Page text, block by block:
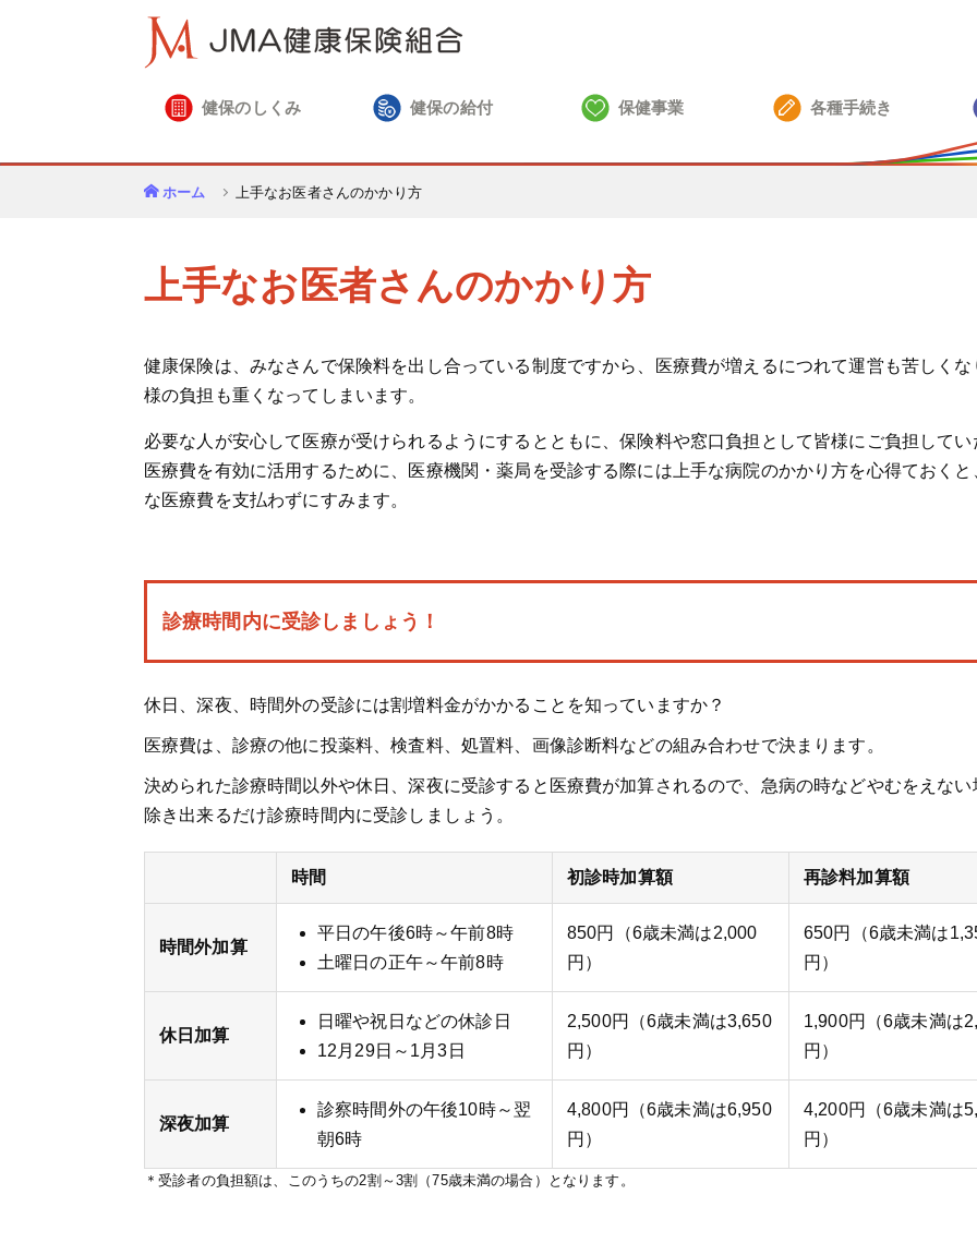
健保のしくみ 健保の給付 保健事業 各種手続き
ホーム 上手なお医者さんのかかり方
上手なお医者さんのかかり方
健康保険は、みなさんで保険料を出し合っている制度ですから、医療費が増えるにつれて運営も苦しくな
様の負担も重くなってしまいます。
必要な人が安心して医療が受けられるようにするとともに、保険料や窓口負担として皆様にご負担してい
医療費を有効に活用するために、医療機関・薬局を受診する際には上手な病院のかかり方を心得ておくと
な医療費を支払わずにすみます。
診療時間内に受診しましょう！
休日、深夜、時間外の受診には割増料金がかかることを知っていますか？
医療費は、診療の他に投薬料、検査料、処置料、画像診断料などの組み合わせで決まります。
決められた診療時間以外や休日、深夜に受診すると医療費が加算されるので、急病の時などやむをえない
除き出来るだけ診療時間内に受診しましょう。
時間 初診時加算額 再診料加算額
時間外加算
平日の午後6時～午前8時
土曜日の正午～午前8時
850円（6歳未満は2,000
円）
650円（6歳未満は
円）
休日加算
日曜や祝日などの休診日
12月29日～1月3日
2,500円（6歳未満は3,650
円）
1,900円（6歳未満は
円）
深夜加算
診察時間外の午後10時～翌
朝6時
4,800円（6歳未満は6,950
円）
4,200円（6歳未満は
円）
＊受診者の負担額は、このうちの2割～3割（75歳未満の場合）となります。